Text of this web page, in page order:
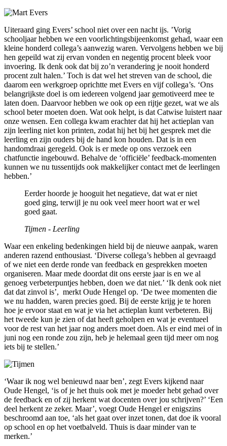
Uiteraard ging Evers’ school niet over een nacht ijs. ’Vorig
schooljaar hebben we een voorlichtingsbijeenkomst gehad, waar een
kleine honderd collega’s aanwezig waren. Vervolgens hebben we bij
hen gepeild wat zij ervan vonden en negentig procent bleek voor
invoering. Ik denk ook dat bij zo’n verandering je nooit honderd
procent zult halen.’ Toch is dat wel het streven van de school, die
daarom een werkgroep oprichtte met Evers en vijf collega’s. ‘Ons
belangrijkste doel is om iedereen volgend jaar gemotiveerd mee te
laten doen. Daarvoor hebben we ook op een rijtje gezet, wat we als
school beter moeten doen. Wat ook helpt, is dat Catwise luistert naar
onze wensen. Een collega kwam erachter dat hij het actieplan van
zijn leerling niet kon printen, zodat hij het bij het gesprek met die
leerling en zijn ouders bij de hand kon houden. Dat is in een
handomdraai geregeld. Ook is er mede op ons verzoek een
chatfunctie ingebouwd. Behalve de ‘officiële’ feedback-momenten
kunnen we nu tussentijds ook makkelijker contact met de leerlingen
hebben.’
Eerder hoorde je hooguit het negatieve, dat wat er niet
goed ging, terwijl je nu ook veel meer hoort wat er wel
goed gaat.
Tijmen - Leerling
Waar een enkeling bedenkingen hield bij de nieuwe aanpak, waren
anderen razend enthousiast. ‘Diverse collega’s hebben al gevraagd
of we niet een derde ronde van feedback en gesprekken moeten
organiseren. Maar mede doordat dit ons eerste jaar is en we al
genoeg verbeterpuntjes hebben, doen we dat niet.’ ‘Ik denk ook niet
dat dat zinvol is’, merkt Oude Hengel op. ‘De twee momenten die
we nu hadden, waren precies goed. Bij de eerste krijg je te horen
hoe je ervoor staat en wat je via het actieplan kunt verbeteren. Bij
het tweede kun je zien of dat heeft geholpen en wat je eventueel
voor de rest van het jaar nog anders moet doen. Als er eind mei of in
juni nog een ronde zou zijn, heb je helemaal geen tijd meer om nog
iets bij te stellen.’
‘Waar ik nog wel benieuwd naar ben’, zegt Evers kijkend naar
Oude Hengel, ‘is of je het thuis ook met je moeder hebt gehad over
de feedback en of zij herkent wat docenten over jou schrijven?’ ‘Een
deel herkent ze zeker. Maar’, voegt Oude Hengel er enigszins
beschroomd aan toe, ‘als het gaat over inzet tonen, dat doe ik vooral
op school en op het voetbalveld. Thuis is daar minder van te
merken.’